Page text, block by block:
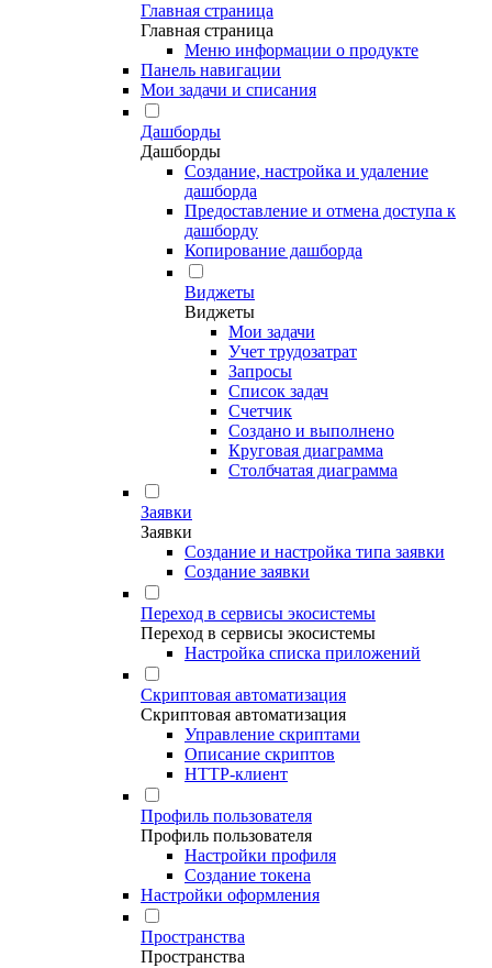
Главная страница
Главная страница
Меню информации о продукте
Панель навигации
Мои задачи и списания
Дашборды
Дашборды
Создание, настройка и удаление
дашборда
Предоставление и отмена доступа к
дашборду
Копирование дашборда
Виджеты
Виджеты
Мои задачи
Учет трудозатрат
Запросы
Список задач
Счетчик
Создано и выполнено
Круговая диаграмма
Столбчатая диаграмма
Заявки
Заявки
Создание и настройка типа заявки
Создание заявки
Переход в сервисы экосистемы
Переход в сервисы экосистемы
Настройка списка приложений
Скриптовая автоматизация
Скриптовая автоматизация
Управление скриптами
Описание скриптов
HTTP-клиент
Профиль пользователя
Профиль пользователя
Настройки профиля
Создание токена
Настройки оформления
Пространства
Пространства